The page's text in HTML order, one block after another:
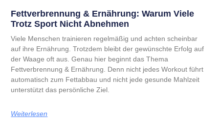
Fettverbrennung & Ernährung: Warum Viele
Trotz Sport Nicht Abnehmen
Viele Menschen trainieren regelmäßig und achten scheinbar
auf ihre Ernährung. Trotzdem bleibt der gewünschte Erfolg auf
der Waage oft aus. Genau hier beginnt das Thema
Fettverbrennung & Ernährung. Denn nicht jedes Workout führt
automatisch zum Fettabbau und nicht jede gesunde Mahlzeit
unterstützt das persönliche Ziel.
Weiterlesen